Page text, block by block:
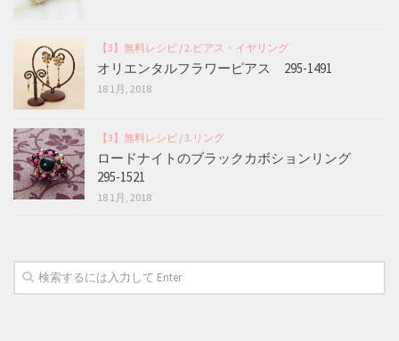
【3】無料レシピ /2.ピアス・イヤリング
オリエンタルフラワーピアス 295-1491
18 1月, 2018
【3】無料レシピ /3.リング
ロードナイトのブラックカボションリング
295-1521
18 1月, 2018